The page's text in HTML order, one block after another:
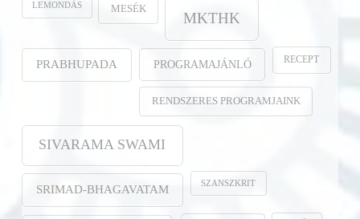
LEMONDÁS MESÉK
MKTHK
PRABHUPADA PROGRAMAJÁNLÓ RECEPT
RENDSZERES PROGRAMJAINK
SIVARAMA SWAMI
SRIMAD-BHAGAVATAM SZANSZKRIT